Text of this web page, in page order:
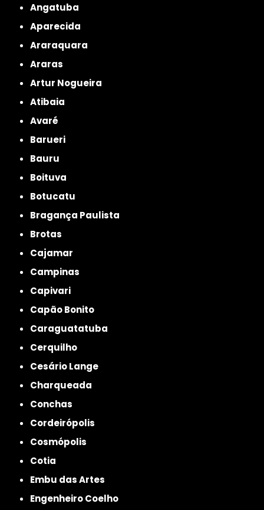
Angatuba
Aparecida
Araraquara
Araras
Artur Nogueira
Atibaia
Avaré
Barueri
Bauru
Boituva
Botucatu
Bragança Paulista
Brotas
Cajamar
Campinas
Capivari
Capão Bonito
Caraguatatuba
Cerquilho
Cesário Lange
Charqueada
Conchas
Cordeirópolis
Cosmópolis
Cotia
Embu das Artes
Engenheiro Coelho